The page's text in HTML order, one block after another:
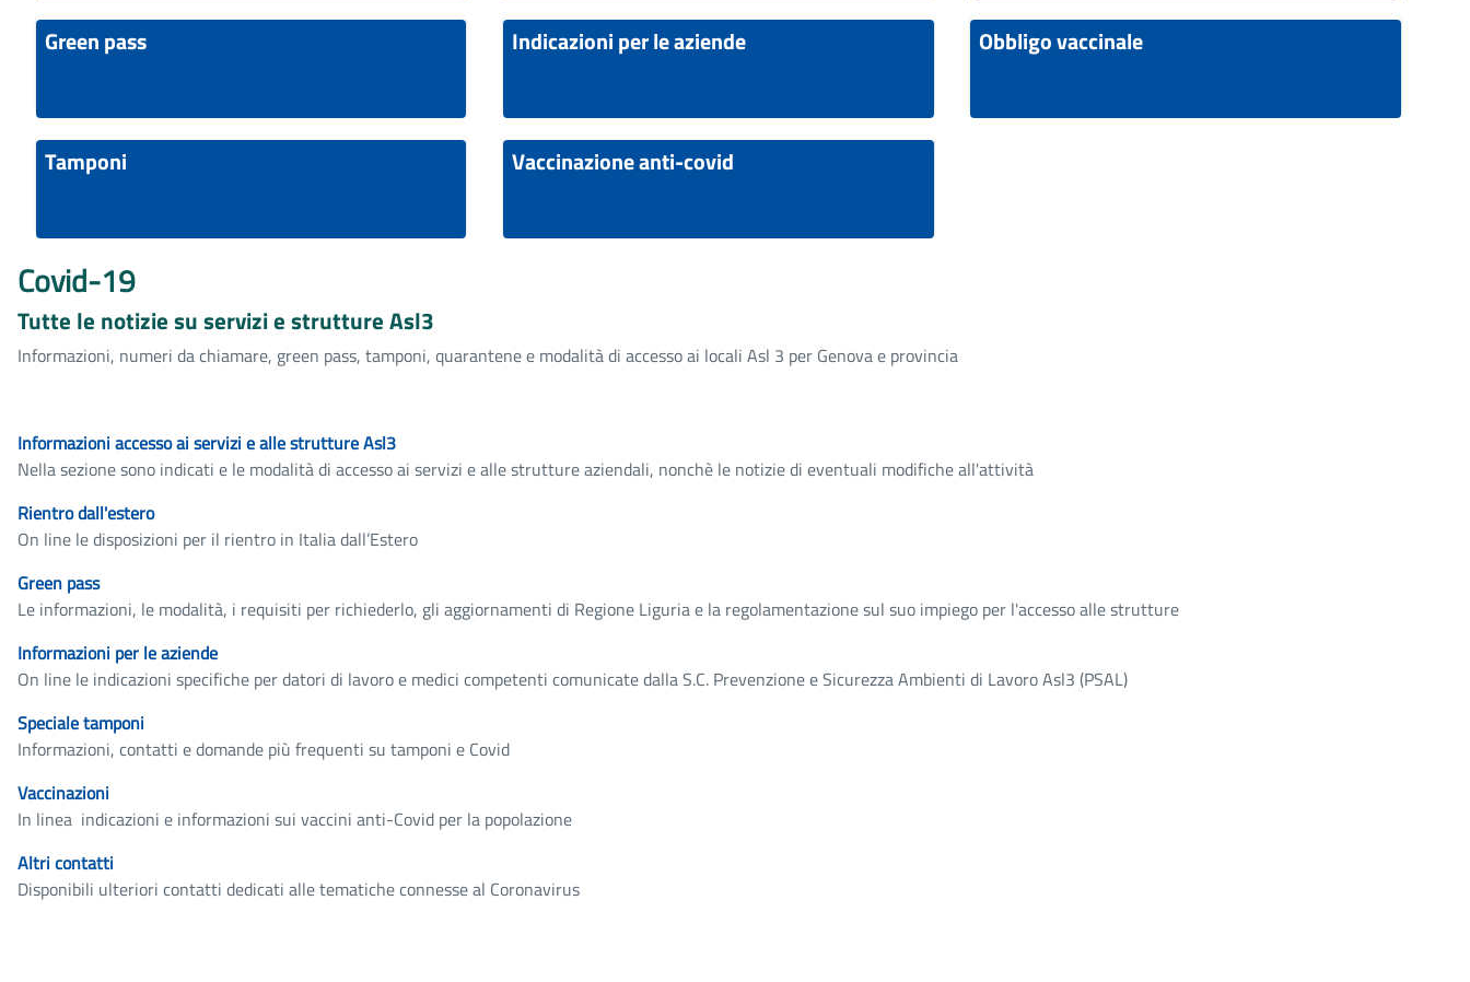
Green pass Indicazioni per le aziende Obbligo vaccinale
Tamponi Vaccinazione anti-covid
Covid-19
Tutte le notizie su servizi e strutture Asl3
Informazioni, numeri da chiamare, green pass, tamponi, quarantene e modalità di accesso ai locali Asl 3 per Genova e provincia
Informazioni accesso ai servizi e alle strutture Asl3
Nella sezione sono indicati e le modalità di accesso ai servizi e alle strutture aziendali, nonchè le notizie di eventuali modifiche all'attività
Rientro dall'estero
On line le disposizioni per il rientro in Italia dall’Estero
Green pass
Le informazioni, le modalità, i requisiti per richiederlo, gli aggiornamenti di Regione Liguria e la regolamentazione sul suo impiego per l'accesso alle strutture
Informazioni per le aziende
On line le indicazioni specifiche per datori di lavoro e medici competenti comunicate dalla S.C. Prevenzione e Sicurezza Ambienti di Lavoro Asl3 (PSAL)
Speciale tamponi
Informazioni, contatti e domande più frequenti su tamponi e Covid
Vaccinazioni
In linea indicazioni e informazioni sui vaccini anti-Covid per la popolazione
Altri contatti
Disponibili ulteriori contatti dedicati alle tematiche connesse al Coronavirus